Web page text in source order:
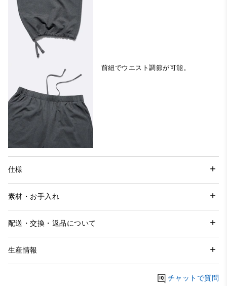
前紐でウエスト調節が可能。
仕様
素材・お手入れ
配送・交換・返品について
生産情報
チャットで質問